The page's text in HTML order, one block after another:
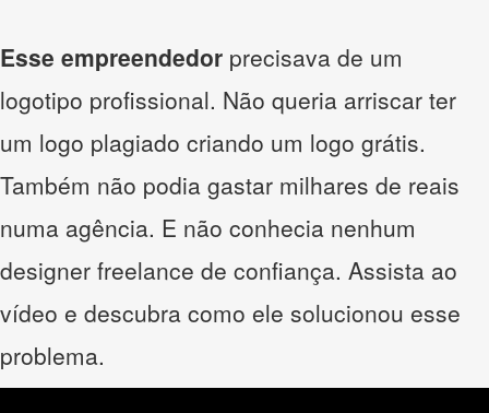
Esse empreendedor precisava de um
logotipo profissional. Não queria arriscar ter
um logo plagiado criando um logo grátis.
Também não podia gastar milhares de reais
numa agência. E não conhecia nenhum
designer freelance de confiança. Assista ao
vídeo e descubra como ele solucionou esse
problema.